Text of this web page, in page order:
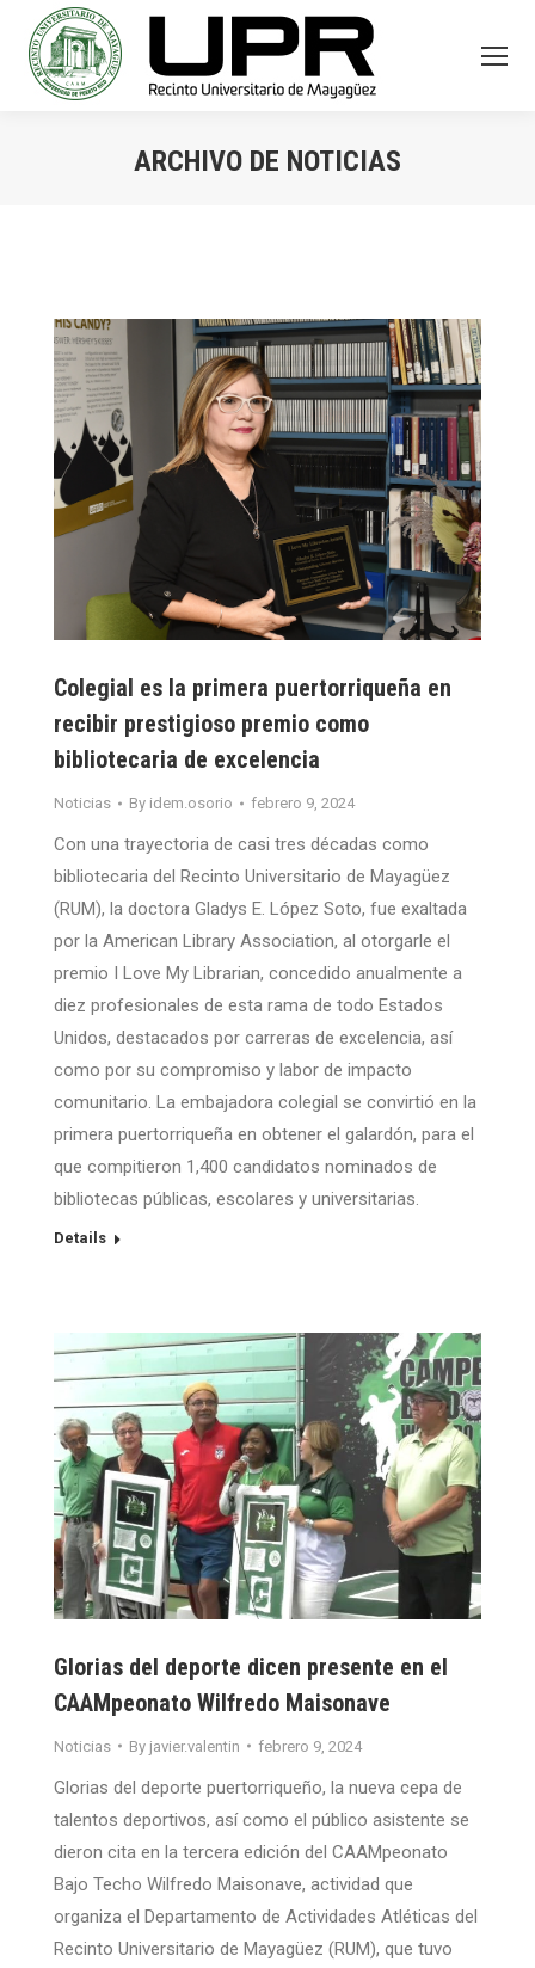
ARCHIVO DE NOTICIAS
Colegial es la primera puertorriqueña en
recibir prestigioso premio como
bibliotecaria de excelencia
Noticias By idem.osorio febrero 9, 2024
Con una trayectoria de casi tres décadas como
bibliotecaria del Recinto Universitario de Mayagüez
(RUM), la doctora Gladys E. López Soto, fue exaltada
por la American Library Association, al otorgarle el
premio I Love My Librarian, concedido anualmente a
diez profesionales de esta rama de todo Estados
Unidos, destacados por carreras de excelencia, así
como por su compromiso y labor de impacto
comunitario. La embajadora colegial se convirtió en la
primera puertorriqueña en obtener el galardón, para el
que compitieron 1,400 candidatos nominados de
bibliotecas públicas, escolares y universitarias.
Details
Glorias del deporte dicen presente en el
CAAMpeonato Wilfredo Maisonave
Noticias By javier.valentin febrero 9, 2024
Glorias del deporte puertorriqueño, la nueva cepa de
talentos deportivos, así como el público asistente se
dieron cita en la tercera edición del CAAMpeonato
Bajo Techo Wilfredo Maisonave, actividad que
organiza el Departamento de Actividades Atléticas del
Recinto Universitario de Mayagüez (RUM), que tuvo